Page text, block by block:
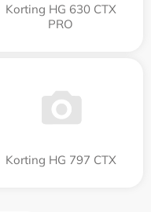
Korting HG 630 CTX
PRO
Korting HG 797 CTX